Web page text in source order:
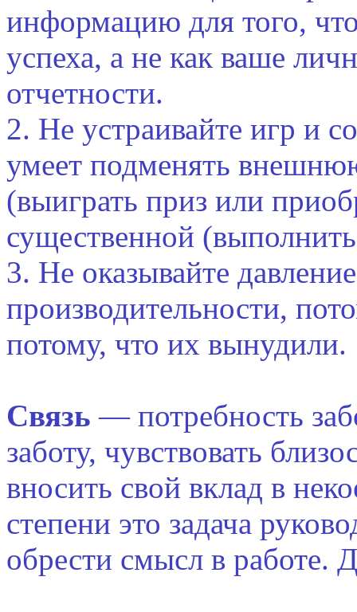
информацию для того,
успеха, а не как ваше
отчетности.
2. Не устраивайте игр и
умеет подменять
(выиграть приз или
существенной
3. Не оказывайте
производительности,
потому, что их вынудили.
Связь — потребность
заботу, чувствовать
вносить свой вклад в
степени это задача
обрести смысл в работе.